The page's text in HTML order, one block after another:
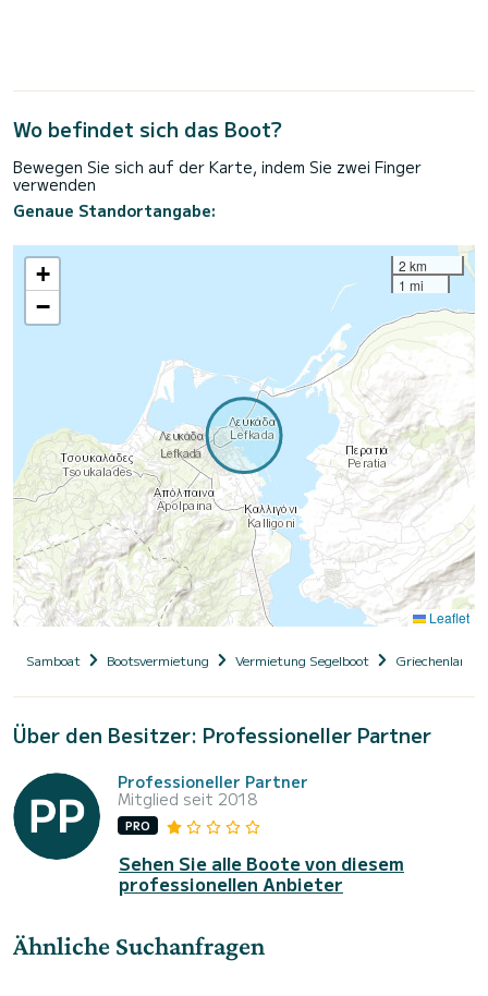
Wo befindet sich das Boot?
Bewegen Sie sich auf der Karte, indem Sie zwei Finger
verwenden
Genaue Standortangabe:
+
−
2 km
1 mi
Leaflet
Samboat Bootsvermietung Vermietung Segelboot Griechenland
Über den Besitzer: Professioneller Partner
Professioneller Partner
Mitglied seit 2018
PRO
Sehen Sie alle Boote von diesem
professionellen Anbieter
Ähnliche Suchanfragen